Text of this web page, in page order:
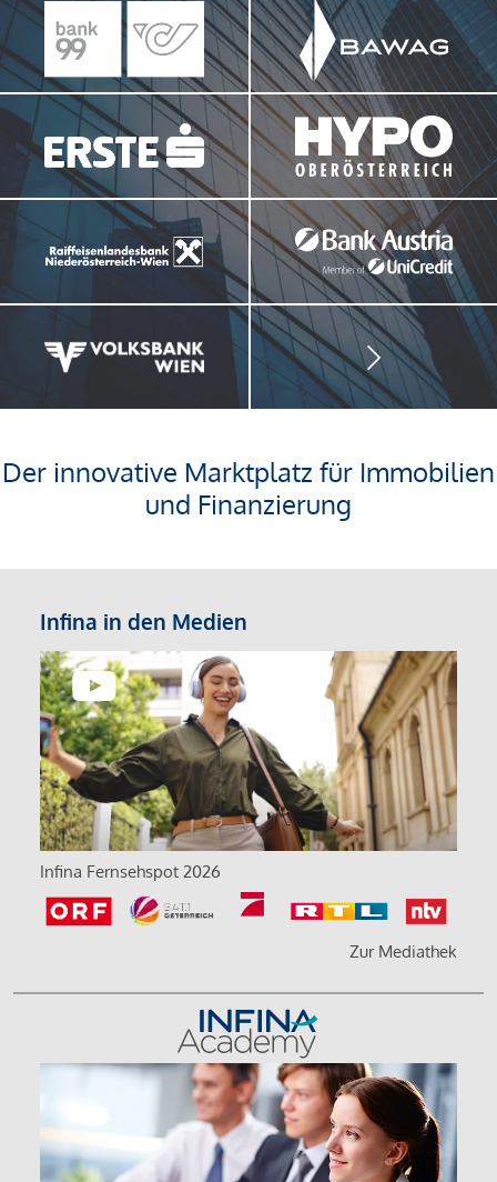
Der innovative Marktplatz für Immobilien
und Finanzierung
Infina in den Medien
Infina Fernsehspot 2026
Zur Mediathek